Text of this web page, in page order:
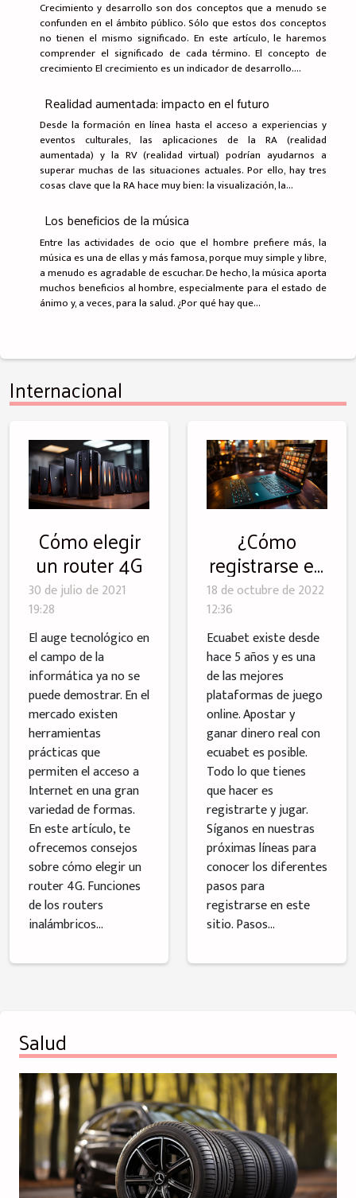
Crecimiento y desarrollo son dos conceptos que a menudo se
confunden en el ámbito público. Sólo que estos dos conceptos
no tienen el mismo significado. En este artículo, le haremos
comprender el significado de cada término. El concepto de
crecimiento El crecimiento es un indicador de desarrollo....
Realidad aumentada: impacto en el futuro
Desde la formación en línea hasta el acceso a experiencias y
eventos culturales, las aplicaciones de la RA (realidad
aumentada) y la RV (realidad virtual) podrían ayudarnos a
superar muchas de las situaciones actuales. Por ello, hay tres
cosas clave que la RA hace muy bien: la visualización, la...
Los beneficios de la música
Entre las actividades de ocio que el hombre prefiere más, la
música es una de ellas y más famosa, porque muy simple y libre,
a menudo es agradable de escuchar. De hecho, la música aporta
muchos beneficios al hombre, especialmente para el estado de
ánimo y, a veces, para la salud. ¿Por qué hay que...
Internacional
Cómo elegir
un router 4G
30 de julio de 2021
19:28
El auge tecnológico en
el campo de la
informática ya no se
puede demostrar. En el
mercado existen
herramientas
prácticas que
permiten el acceso a
Internet en una gran
variedad de formas.
En este artículo, te
ofrecemos consejos
sobre cómo elegir un
router 4G. Funciones
de los routers
inalámbricos...
¿Cómo
registrarse en
la plataforma
de juego
online de
ecuabet?
18 de octubre de 2022
12:36
Ecuabet existe desde
hace 5 años y es una
de las mejores
plataformas de juego
online. Apostar y
ganar dinero real con
ecuabet es posible.
Todo lo que tienes
que hacer es
registrarte y jugar.
Síganos en nuestras
próximas líneas para
conocer los diferentes
pasos para
registrarse en este
sitio. Pasos...
Salud